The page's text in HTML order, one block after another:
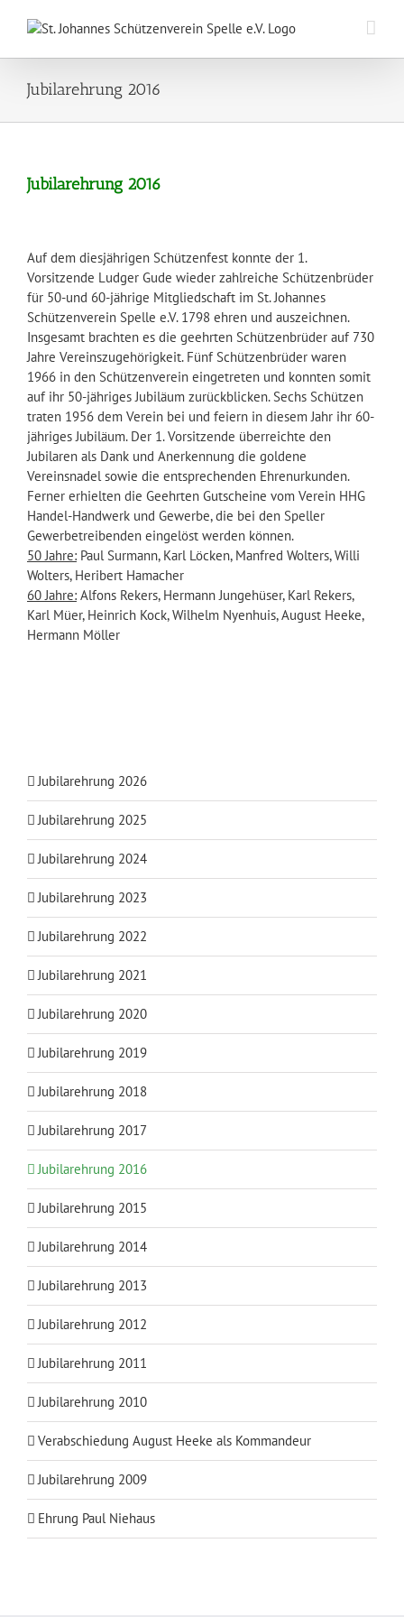
Inhalt
Jubilarehrung 2016
Jubilarehrung 2016
Auf dem diesjährigen Schützenfest konnte der 1.
Vorsitzende Ludger Gude wieder zahlreiche Schützenbrüder
für 50-und 60-jährige Mitgliedschaft im St. Johannes
Schützenverein Spelle e.V. 1798 ehren und auszeichnen.
Insgesamt brachten es die geehrten Schützenbrüder auf 730
Jahre Vereinszugehörigkeit. Fünf Schützenbrüder waren
1966 in den Schützenverein eingetreten und konnten somit
auf ihr 50-jähriges Jubiläum zurückblicken. Sechs Schützen
traten 1956 dem Verein bei und feiern in diesem Jahr ihr 60-
jähriges Jubiläum. Der 1. Vorsitzende überreichte den
Jubilaren als Dank und Anerkennung die goldene
Vereinsnadel sowie die entsprechenden Ehrenurkunden.
Ferner erhielten die Geehrten Gutscheine vom Verein HHG
Handel-Handwerk und Gewerbe, die bei den Speller
Gewerbetreibenden eingelöst werden können.
50 Jahre: Paul Surmann, Karl Löcken, Manfred Wolters, Willi
Wolters, Heribert Hamacher
60 Jahre: Alfons Rekers, Hermann Jungehüser, Karl Rekers,
Karl Müer, Heinrich Kock, Wilhelm Nyenhuis, August Heeke,
Hermann Möller
Jubilarehrung 2026
Jubilarehrung 2025
Jubilarehrung 2024
Jubilarehrung 2023
Jubilarehrung 2022
Jubilarehrung 2021
Jubilarehrung 2020
Jubilarehrung 2019
Jubilarehrung 2018
Jubilarehrung 2017
Jubilarehrung 2016
Jubilarehrung 2015
Jubilarehrung 2014
Jubilarehrung 2013
Jubilarehrung 2012
Jubilarehrung 2011
Jubilarehrung 2010
Verabschiedung August Heeke als Kommandeur
Jubilarehrung 2009
Ehrung Paul Niehaus